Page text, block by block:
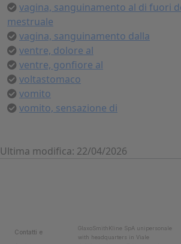
vagina, sanguinamento al di fuori
mestruale
vagina, sanguinamento dalla
ventre, dolore al
ventre, gonfiore al
voltastomaco
vomito
vomito, sensazione di
Ultima modifica: 22/04/2026
Contatti e
GlaxoSmithKline SpA unipersonale
with headquarters in Viale